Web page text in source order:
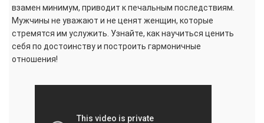
взамен минимум, приводит к печальным последствиям.
Мужчины не уважают и не ценят женщин, которые
стремятся им услужить. Узнайте, как научиться ценить
себя по достоинству и построить гармоничные
отношения!